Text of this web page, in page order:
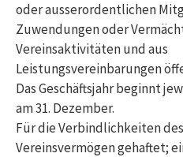
oder ausserordentlichen
Zuwendungen oder
Vereinsaktivitäten und aus
Leistungsvereinbarungen
Das Geschäftsjahr beginnt
am 31. Dezember.
Für die Verbindlichkeiten
Vereinsvermögen gehaftet;